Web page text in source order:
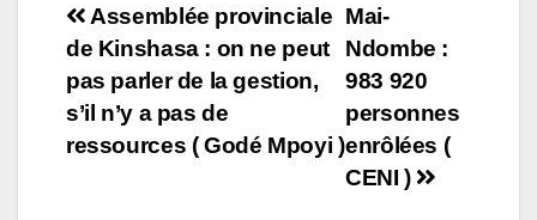
Navigation
de
l’article
Mai-
Ndombe :
983 920
personnes
enrôlées (
CENI )
Assemblée provinciale
de Kinshasa : on ne peut
pas parler de la gestion,
s’il n’y a pas de
ressources ( Godé Mpoyi )